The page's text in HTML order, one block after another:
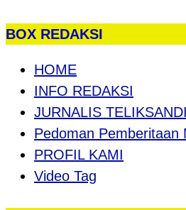
BOX REDAKSI
HOME
INFO REDAKSI
JURNALIS TELIKSANDI
Pedoman Pemberitaan
PROFIL KAMI
Video Tag